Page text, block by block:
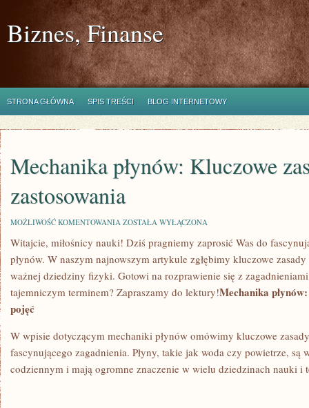
Biznes, Finanse
STRONA GŁÓWNA SPIS TREŚCI BLOG INTERNETOWY
Mechanika płynów: Kluczowe
zastosowania
MOŻLIWOŚĆ KOMENTOWANIA MECHANIKA
KLUCZOWE
I
ZASTOSOWANIA
ZOSTAŁA WYŁĄCZONA
Witajcie, miłośnicy nauki! Dziś‌ pragniemy zaprosić Was do
płynów. W naszym‌ najnowszym artykule zgłębimy kluczowe
ważnej dziedziny fizyki.⁤ Gotowi na rozprawienie się z
tajemniczym terminem? Zapraszamy do⁢ lektury!Mechanika
pojęć
W wpisie⁣ dotyczącym‍ mechaniki płynów⁤ omówimy ⁢kluczowe
fascynującego zagadnienia.‍ Płyny, takie jak woda czy powietrze, są
codziennym i mają ogromne znaczenie w wielu dziedzinach nauki i